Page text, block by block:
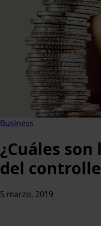
Business
¿Cuáles
del
5 marzo, 2019